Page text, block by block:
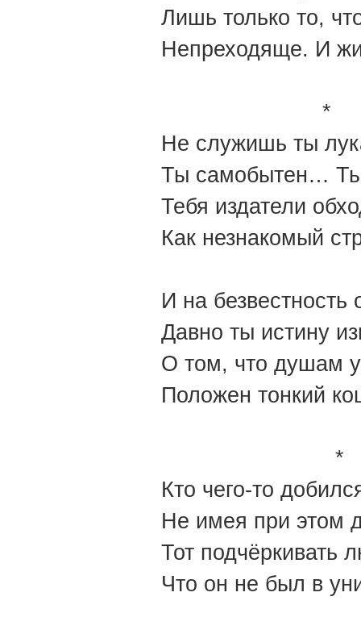
Лишь только то,
Непреходяще. И
*
Не служишь ты
Ты самобытен…
Тебя издатели
Как незнакомый
И на безвестность
Давно ты истину
О том, что душам
Положен тонкий
*
Кто чего-то
Не имея при этом
Тот подчёркивать
Что он не был в